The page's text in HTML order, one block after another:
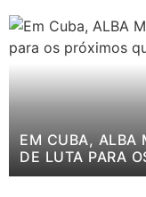
EM CUBA, ALBA
DE LUTA PARA